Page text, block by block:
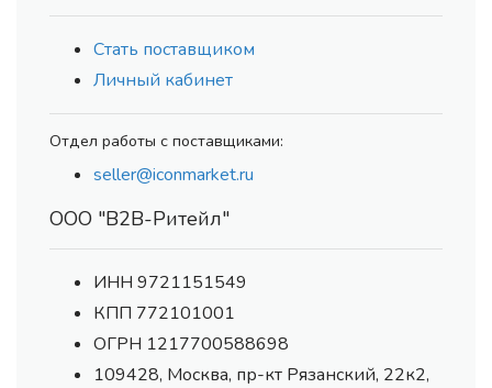
Стать поставщиком
Личный кабинет
Отдел работы с поставщиками:
seller@iconmarket.ru
ООО "В2В-Ритейл"
ИНН 9721151549
КПП 772101001
ОГРН 1217700588698
109428, Москва, пр-кт Рязанский, 22к2,